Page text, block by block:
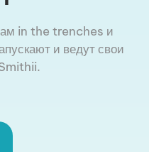
in the trenches и
и ведут свои